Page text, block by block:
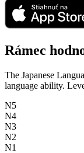
Rámec
The Japanese
language ability.
N5
N4
N3
N2
N1